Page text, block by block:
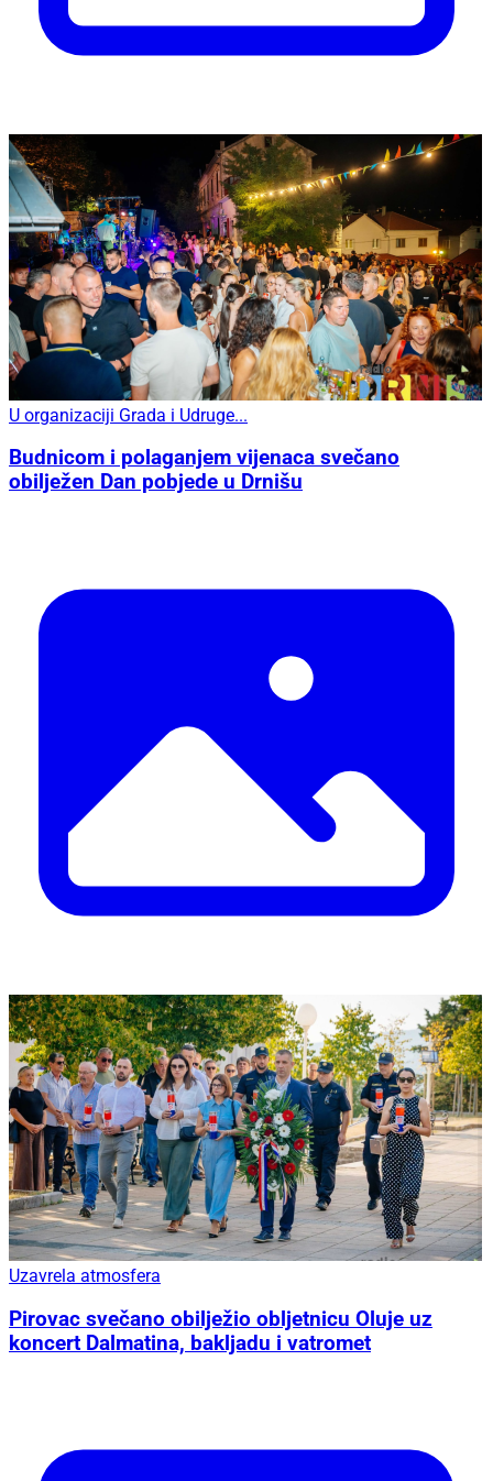
U organizaciji Grada i Udruge...
Budnicom i polaganjem vijenaca svečano
obilježen Dan pobjede u Drnišu
Uzavrela atmosfera
Pirovac svečano obilježio obljetnicu Oluje uz
koncert Dalmatina, bakljadu i vatromet